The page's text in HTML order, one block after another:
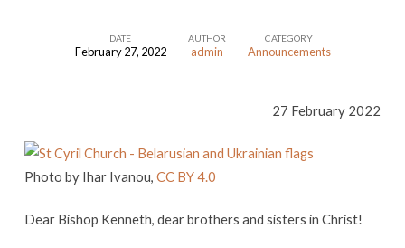
Ukrainian
Faithful
and
Clergy
DATE
February 27, 2022
AUTHOR
admin
CATEGORY
Announcements
27 February 2022
Photo by Ihar Ivanou, CC BY 4.0
Dear Bishop Kenneth, dear brothers and sisters in Christ!